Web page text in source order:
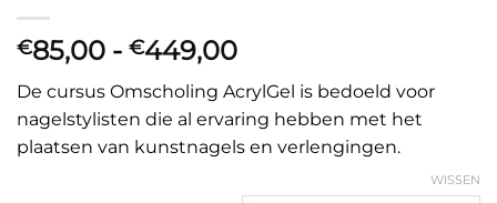
€85,00 - €449,00Prijsklasse:
€85,00
tot
€449,00
De cursus Omscholing AcrylGel is bedoeld voor
nagelstylisten die al ervaring hebben met het
plaatsen van kunstnagels en verlengingen.
WISSEN